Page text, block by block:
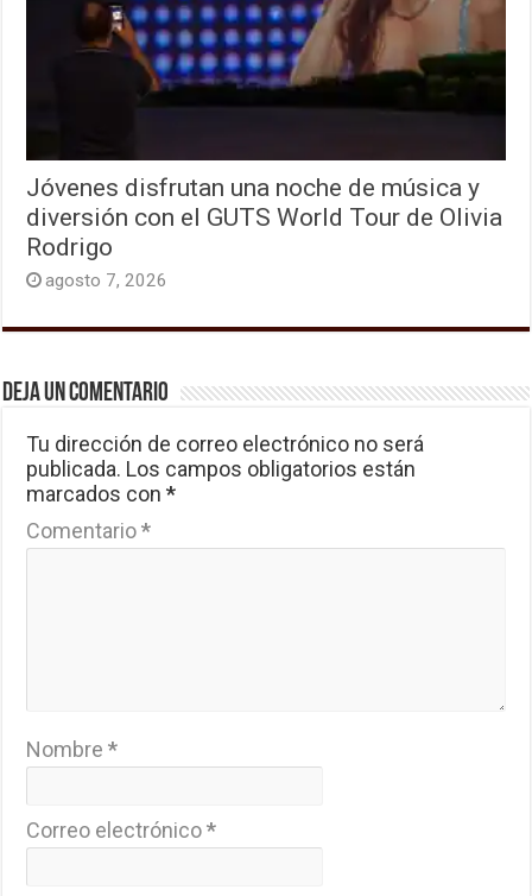
Jóvenes disfrutan una noche de música y
diversión con el GUTS World Tour de Olivia
Rodrigo
agosto 7, 2026
Deja un comentario
Tu dirección de correo electrónico no será
publicada. Los campos obligatorios están
marcados con*
Comentario*
Nombre*
Correo electrónico*